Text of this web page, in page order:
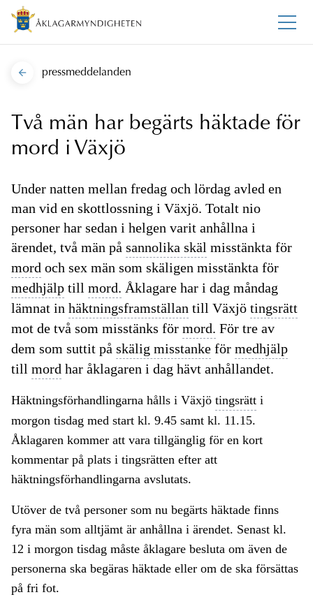
pressmeddelanden
Två män har begärts häktade för
mord i Växjö
Under natten mellan fredag och lördag avled en
man vid en skottlossning i Växjö. Totalt nio
personer har sedan i helgen varit anhållna i
ärendet, två män på sannolika skäl misstänkta för
mord och sex män som skäligen misstänkta för
medhjälp till mord. Åklagare har i dag måndag
lämnat in häktningsframställan till Växjö tingsrätt
mot de två som misstänks för mord. För tre av
dem som suttit på skälig misstanke för medhjälp
till mord har åklagaren i dag hävt anhållandet.
Häktningsförhandlingarna hålls i Växjö tingsrätt i
morgon tisdag med start kl. 9.45 samt kl. 11.15.
Åklagaren kommer att vara tillgänglig för en kort
kommentar på plats i tingsrätten efter att
häktningsförhandlingarna avslutats.
Utöver de två personer som nu begärts häktade finns
fyra män som alltjämt är anhållna i ärendet. Senast kl.
12 i morgon tisdag måste åklagare besluta om även de
personerna ska begäras häktade eller om de ska försättas
på fri fot.